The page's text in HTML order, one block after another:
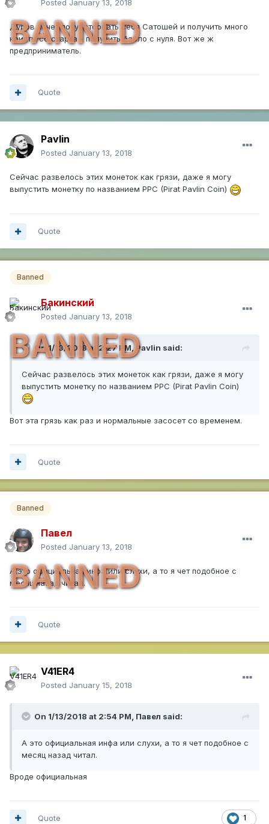
Posted January 13, 2018
BANNED
Дуров хочет почувстсовать себя Сатошей и получить много
крипты со старта - получить бабло с нуля. Вот же ж
предприниматель.
Quote
Pavlin
Posted January 13, 2018
Сейчас развелось этих монеток как грязи, даже я могу
выпустить монетку по названием PPC (Pirat Pavlin Coin)
Quote
Banned
Бакинский
Posted January 13, 2018
BANNED
On 1/13/2018 at 2:27 PM, Pavlin said:
Сейчас развелось этих монеток как грязи, даже я могу
выпустить монетку по названием PPC (Pirat Pavlin Coin)
Вот эта грязь как раз и нормальные засосет со временем.
Quote
Banned
Павел
Posted January 13, 2018
BANNED
А это официальная инфа или слухи, а то я чет подобное с
месяц назад читал.
Quote
V41ER4
Posted January 15, 2018
On 1/13/2018 at 2:54 PM, Павел said:
А это официальная инфа или слухи, а то я чет подобное с
месяц назад читал.
Вроде официальная
1
Quote